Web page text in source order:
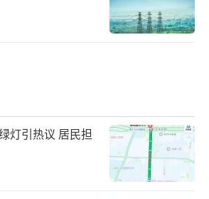
灯引热议 居民担